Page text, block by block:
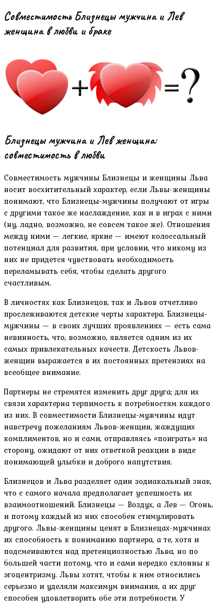
Совместимость Близнецы мужчина и Лев
женщина в любви и браке
Близнецы мужчина и Лев женщина:
совместимость в любви
Совместимость мужчины Близнецы и женщины Льва
носит восхитительный характер, если Львы-женщины
понимают, что Близнецы-мужчины получают от игры
с другими такое же наслаждение, как и в играх с ними
(ну, ладно, возможно, не совсем такое же). Отношения
между ними — легкие, яркие — имеют колоссальный
потенциал для развития, при условии, что никому из
них не придется чувствовать необходимость
переламывать себя, чтобы сделать другого
счастливым.
В личностях как Близнецов, так и Львов отчетливо
прослеживаются детские черты характера. Близнецы-
мужчины — в своих лучших проявлениях — есть сама
невинность, что, возможно, является одним из их
самых привлекательных качеств. Детскость Львов-
женщин выражается в их постоянных претензиях на
всеобщее внимание.
Партнеры не стремятся изменить друг друга; для их
связи характерна терпимость к потребностям каждого
из них. В совместимости Близнецы-мужчины идут
навстречу пожеланиям Львов-женщин, жаждущих
комплиментов, но и сами, отправляясь «поиграть» на
сторону, ожидают от них ответной реакции в виде
понимающей улыбки и доброго напутствия.
Близнецов и Льва разделяет один зодиакальный знак,
что с самого начала предполагает успешность их
взаимоотношений. Близнецы — Воздух, а Лев — Огонь,
и потому каждый из них способен стимулировать
другого. Львы-женщины ценят в Близнецах-мужчинах
их способность к пониманию партнера, а те, хотя и
подсмеиваются над претенциозностью Льва, но по
большей части потому, что и сами нередко склонны к
эгоцентризму. Львы хотят, чтобы к ним относились
серьезно и уделяли максимум внимания, а их друг
способен удовлетворить обе эти потребности. У